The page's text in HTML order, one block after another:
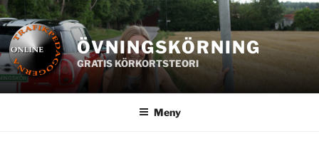
Hoppa
till
innehåll
ÖVNINGSKÖRNING
GRATIS KÖRKORTSTEORI
Meny